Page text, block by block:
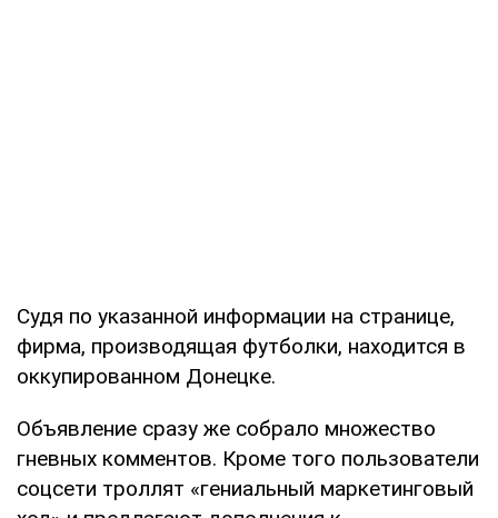
Судя по указанной информации на странице,
фирма, производящая футболки, находится в
оккупированном Донецке.
Объявление сразу же собрало множество
гневных комментов. Кроме того пользователи
соцсети троллят «гениальный маркетинговый